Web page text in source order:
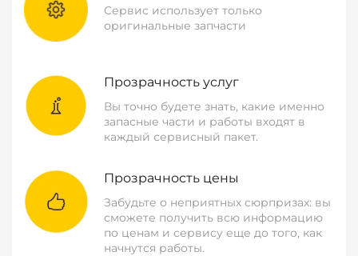
Сервис использует только
оригинальные запчасти
Прозрачность услуг
Вы точно будете знать, какие именно
запасные части и работы входят в
каждый сервисный пакет.
Прозрачность цены
Забудьте о неприятных сюрпризах: вы
сможете получить всю информацию
по ценам и сервису еще до того, как
начнутся работы.